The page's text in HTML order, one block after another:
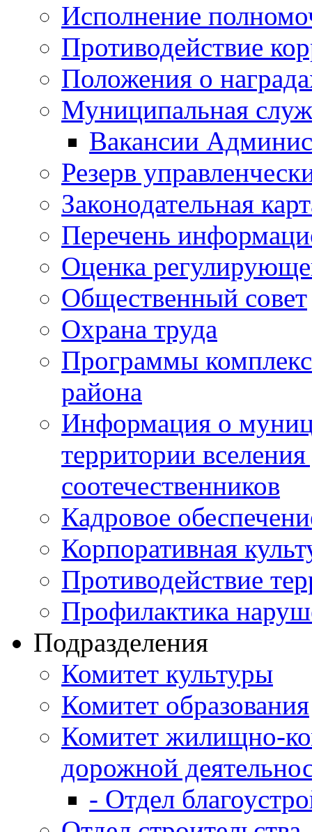
Исполнение
Противодействие
Положения о
Муниципальная
Вакансии
Резерв
Законодательная
Перечень
Оценка
Общественный совет
Охрана труда
Программы
района
Информация о
территории
соотечественников
Кадровое
Корпоративная
Противодействие
Профилактика
Подразделения
Комитет культуры
Комитет образования
Комитет жилищно-
дорожной
- Отдел